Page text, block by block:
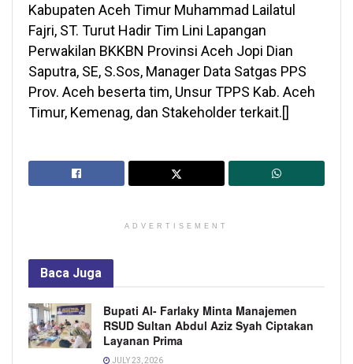
Kabupaten Aceh Timur Muhammad Lailatul
Fajri, ST. Turut Hadir Tim Lini Lapangan
Perwakilan BKKBN Provinsi Aceh Jopi Dian
Saputra, SE, S.Sos, Manager Data Satgas PPS
Prov. Aceh beserta tim, Unsur TPPS Kab. Aceh
Timur, Kemenag, dan Stakeholder terkait.[]
ADVERTISEMENT
Baca Juga
Bupati Al- Farlaky Minta Manajemen
RSUD Sultan Abdul Aziz Syah Ciptakan
Layanan Prima
JULY 23, 2026